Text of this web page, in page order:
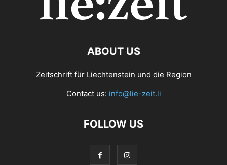
ABOUT US
Zeitschrift für Liechtenstein und die Region
Contact us: info@lie-zeit.li
FOLLOW US